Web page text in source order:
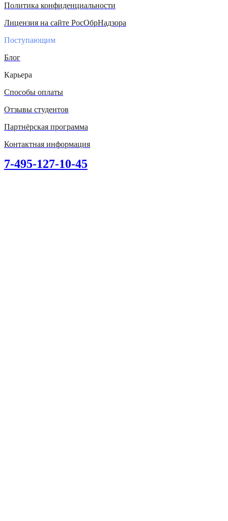
Политика конфиденциальности
Лицензия на сайте РосОбрНадзора
Поступающим
Блог
Карьера
Способы оплаты
Отзывы студентов
Партнёрская программа
Контактная информация
7-495-127-10-45